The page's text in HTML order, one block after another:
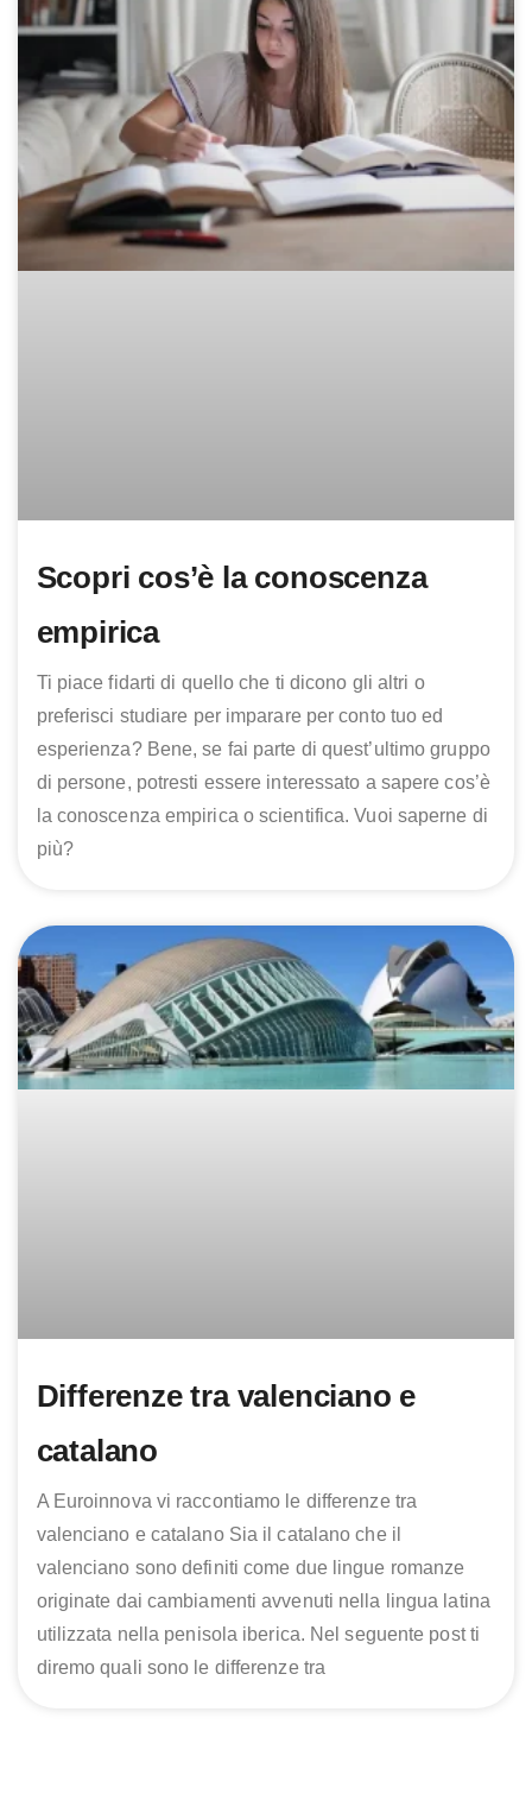
Scopri cos’è la conoscenza
empirica
Ti piace fidarti di quello che ti dicono gli altri o
preferisci studiare per imparare per conto tuo ed
esperienza? Bene, se fai parte di quest’ultimo gruppo
di persone, potresti essere interessato a sapere cos’è
la conoscenza empirica o scientifica. Vuoi saperne di
più?
Differenze tra valenciano e
catalano
A Euroinnova vi raccontiamo le differenze tra
valenciano e catalano Sia il catalano che il
valenciano sono definiti come due lingue romanze
originate dai cambiamenti avvenuti nella lingua latina
utilizzata nella penisola iberica. Nel seguente post ti
diremo quali sono le differenze tra